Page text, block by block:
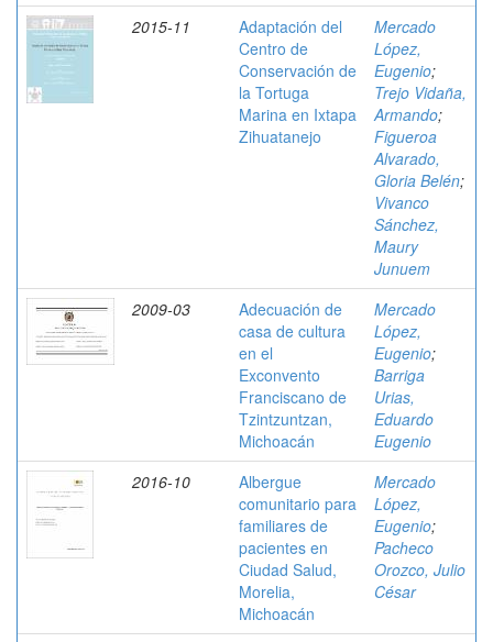
2015-11
Adaptación del
Centro de
Conservación de
la Tortuga
Marina en Ixtapa
Zihuatanejo
Mercado
López,
Eugenio;
Trejo Vidaña,
Armando;
Figueroa
Alvarado,
Gloria Belén;
Vivanco
Sánchez,
Maury
Junuem
2009-03
Adecuación de
casa de cultura
en el
Exconvento
Franciscano de
Tzintzuntzan,
Michoacán
Mercado
López,
Eugenio;
Barriga
Urias,
Eduardo
Eugenio
2016-10
Albergue
comunitario para
familiares de
pacientes en
Ciudad Salud,
Morelia,
Michoacán
Mercado
López,
Eugenio;
Pacheco
Orozco, Julio
César